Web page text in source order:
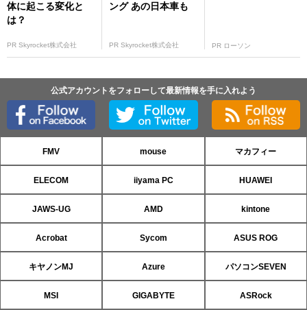
体に起こる変化と
は？
PR Skyrocket株式会社
ング あの日本車も
PR Skyrocket株式会社 PR ローソン
公式アカウントをフォローして最新情報を手に入れよう
FMV mouse マカフィー
ELECOM iiyama PC HUAWEI
JAWS-UG AMD kintone
Acrobat Sycom ASUS ROG
キヤノンMJ Azure パソコンSEVEN
MSI GIGABYTE ASRock